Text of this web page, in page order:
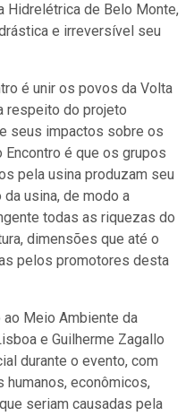
Hidrelétrica de Belo Monte,
e irreversível seu
é unir os povos da Volta
respeito do projeto
seus impactos sobre os
é que os grupos
pela usina produzam seu
usina, de modo a
todas as riquezas do
dimensões que até o
pelos promotores desta
Meio Ambiente da
e Guilherme Zagallo
durante o evento, com
econômicos,
seriam causadas pela